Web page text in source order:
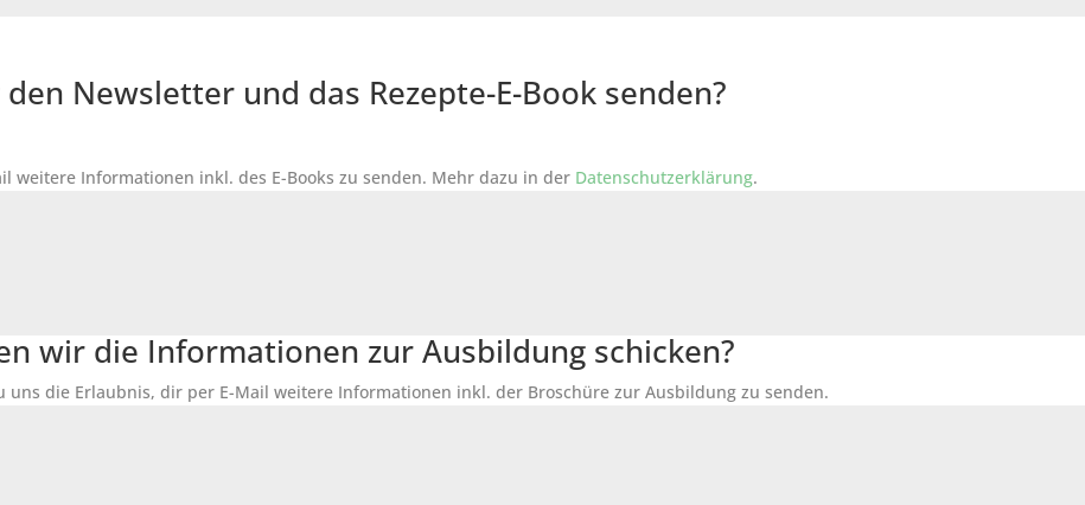
Newsletter und das Rezepte-E-Book senden?
weitere Informationen inkl. des E-Books zu senden. Mehr dazu in der Datenschutzerklärung.
wir die Informationen zur Ausbildung schicken?
uns die Erlaubnis, dir per E-Mail weitere Informationen inkl. der Broschüre zur Ausbildung zu senden.